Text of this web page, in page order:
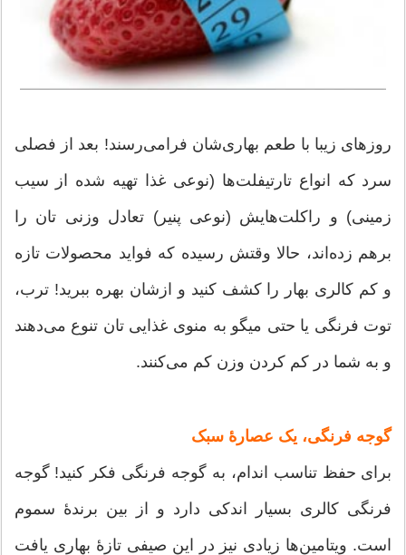
روزهای زیبا با طعم بهاری‌شان فرامی‌رسند! بعد از فصلی
سرد که انواع تارتیفلت‌ها (نوعی غذا تهیه شده از سیب
زمینی) و راکلت‌هایش (نوعی پنیر) تعادل وزنی تان را
برهم زده‌اند، حالا وقتش رسیده که فواید محصولات تازه
و کم کالری بهار را کشف کنید و ازشان بهره ببرید! ترب،
توت فرنگی یا حتی میگو به منوی غذایی تان تنوع می‌دهند
و به شما در کم کردن وزن کم می‌کنند.
گوجه فرنگی، یک عصارۀ سبک
برای حفظ تناسب اندام، به گوجه فرنگی فکر کنید! گوجه
فرنگی کالری بسیار اندکی دارد و از بین برندۀ سموم
است. ویتامین‌ها زیادی نیز در این صیفی تازۀ بهاری یافت